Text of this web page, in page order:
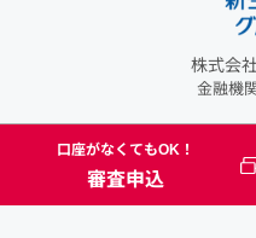
口座がなくてもOK！
審査申込
株式会
金融機
株式会社SBI新生銀行 登録金融機
会：日本証券業協会・一